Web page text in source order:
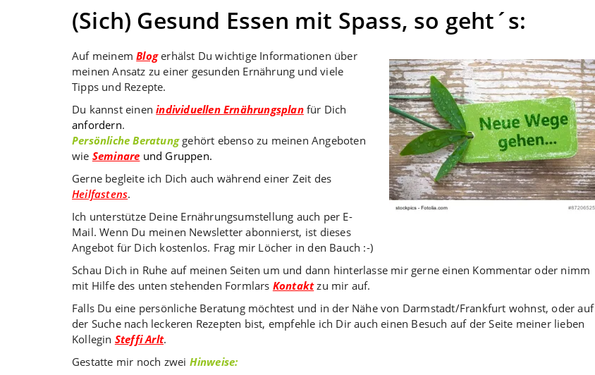
(Sich) Gesund Essen mit Spass, so geht´s:
Auf meinemBlog erhälst Du wichtige Informationen über
meinen Ansatz zu einer gesunden Ernährung und viele
Tipps und Rezepte.
Du kannst einenindividuellen Ernährungsplanfür Dich
anfordern.
Persönliche Beratung gehört ebenso zu meinen Angeboten
wie Seminare und Gruppen.
Gerne begleite ich Dich auch während einer Zeit des
Heilfastens.
Ich unterstütze Deine Ernährungsumstellung auch per E-
Mail. Wenn Du meinen Newsletter abonnierst, ist dieses
Angebot für Dich kostenlos. Frag mir Löcher in den Bauch :-)
Schau Dich in Ruhe auf meinen Seiten um und dann hinterlasse mir gerne einen Kommentar oder nimm
mit Hilfe des unten stehenden Formlars Kontaktzu mir auf.
Falls Du eine persönliche Beratung möchtest und in der Nähe von Darmstadt/Frankfurt wohnst, oder auf
der Suche nach leckeren Rezepten bist, empfehle ich Dir auch einen Besuch auf der Seite meiner lieben
Kollegin Steffi Arlt.
Gestatte mir noch zwei Hinweise: